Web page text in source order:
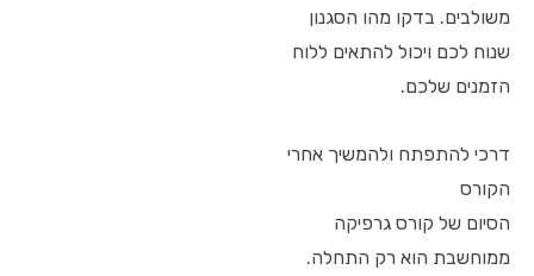
משולבים. בדקו מהו הסגנון
שנוח לכם ויכול להתאים ללוח
הזמנים שלכם.
דרכי להתפתח ולהמשיך אחרי
הקורס
הסיום של קורס גרפיקה
ממוחשבת הוא רק התחלה.